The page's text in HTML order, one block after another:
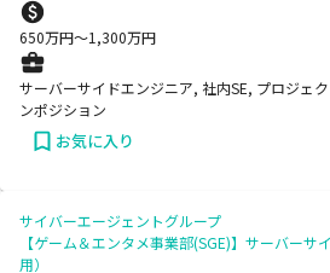
650万円〜1,300万円
サーバーサイドエンジニア, 社内SE, プロジェ
ンポジション
お気に入り
サイバーエージェントグループ
【ゲーム＆エンタメ事業部(SGE)】サーバーサ
用）